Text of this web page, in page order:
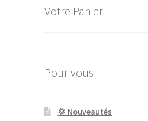
Votre Panier
Pour vous
💢 Nouveautés